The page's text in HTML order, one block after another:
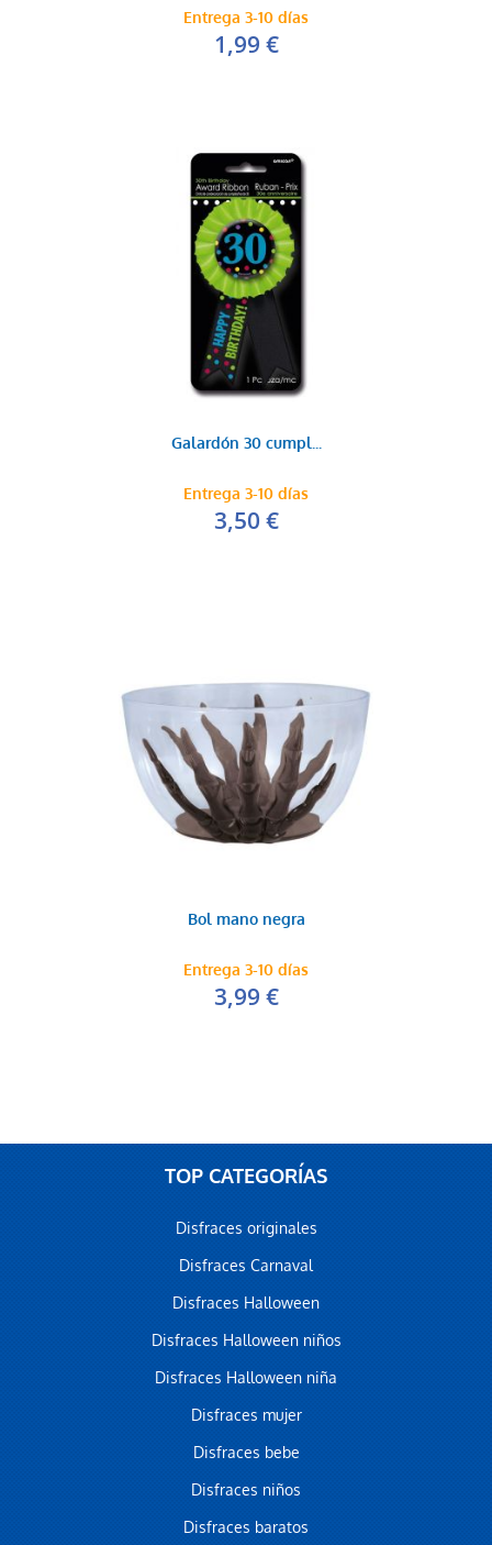
Entrega 3-10 días
1,99 €
Galardón 30 cumpl...
Entrega 3-10 días
3,50 €
Bol mano negra
Entrega 3-10 días
3,99 €
TOP CATEGORÍAS
Disfraces originales
Disfraces Carnaval
Disfraces Halloween
Disfraces Halloween niños
Disfraces Halloween niña
Disfraces mujer
Disfraces bebe
Disfraces niños
Disfraces baratos